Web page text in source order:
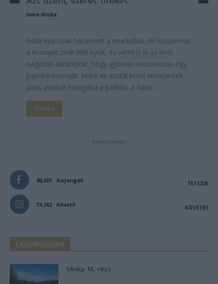
Imre Hilda
Réka épp csak hazaesett a munkából, fél kézzel már
a krumplis zsák felé nyúlt, és vette is ki az első,
nagyobb darabokat, hogy gyorsan összeüssön egy
paprikáskrumplit. Máté az asztal körül sertepertélt,
piros autóját tologatta a padlón, a falon,...
Tovább
- Advertisement -
46,301 Rajongók TETSZIK
13,262 Követő KÖVETÉS
LEGFRISSEBB
Minka 14. rész